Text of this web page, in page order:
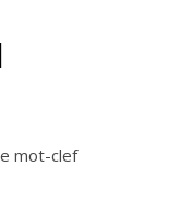
mot-clef